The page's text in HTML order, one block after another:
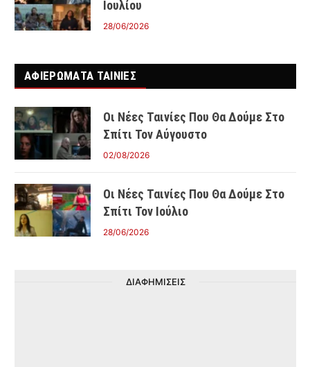
Ιουλίου
28/06/2026
ΑΦΙΕΡΩΜΑΤΑ ΤΑΙΝΊΕΣ
Οι Νέες Ταινίες Που Θα Δούμε Στο
Σπίτι Τον Αύγουστο
02/08/2026
Οι Νέες Ταινίες Που Θα Δούμε Στο
Σπίτι Τον Ιούλιο
28/06/2026
ΔΙΑΦΗΜΙΣΕΙΣ